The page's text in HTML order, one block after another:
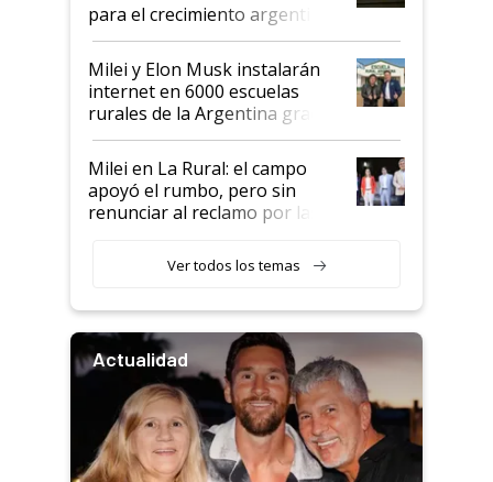
para el crecimiento argentino
Milei y Elon Musk instalarán
internet en 6000 escuelas
rurales de la Argentina gracias
a un acuerdo con Starlink
Milei en La Rural: el campo
apoyó el rumbo, pero sin
renunciar al reclamo por las
Ver todos los temas
Actualidad